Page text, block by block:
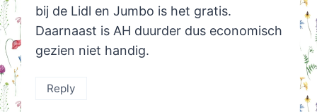
bij de Lidl en Jumbo is het gratis.
Daarnaast is AH duurder dus economisch
gezien niet handig.
Reply